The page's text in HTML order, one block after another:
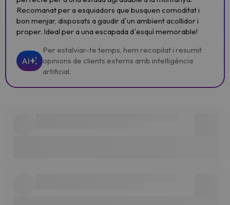
Recomanat per a esquiadors que busquen comoditat i
bon menjar, disposats a gaudir d´un ambient acollidor i
proper. Ideal per a una escapada d´esquí memorable!
AI
Per estalviar-te temps, hem recopilat i resumit
opinions de clients externs amb intel·ligència
artificial.